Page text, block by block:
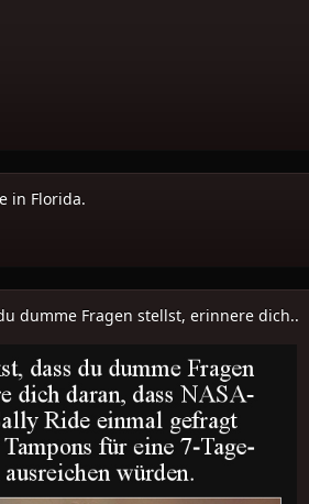
in Florida.
dumme Fragen stellst, erinnere dich..